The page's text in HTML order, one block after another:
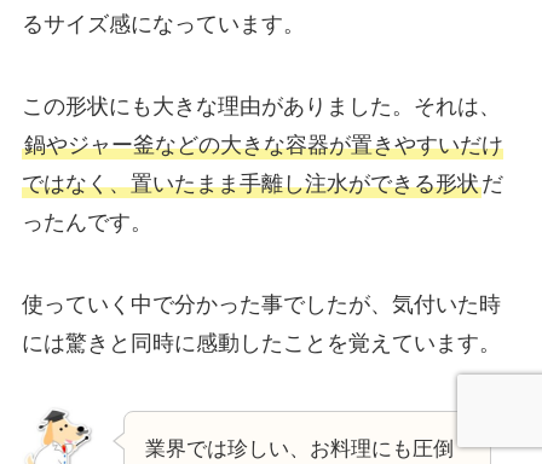
るサイズ感になっています。
この形状にも大きな理由がありました。それは、
鍋やジャー釜などの大きな容器が置きやすいだけ
ではなく、置いたまま手離し注水ができる形状だ
ったんです。
使っていく中で分かった事でしたが、気付いた時
には驚きと同時に感動したことを覚えています。
業界では珍しい、お料理にも圧倒